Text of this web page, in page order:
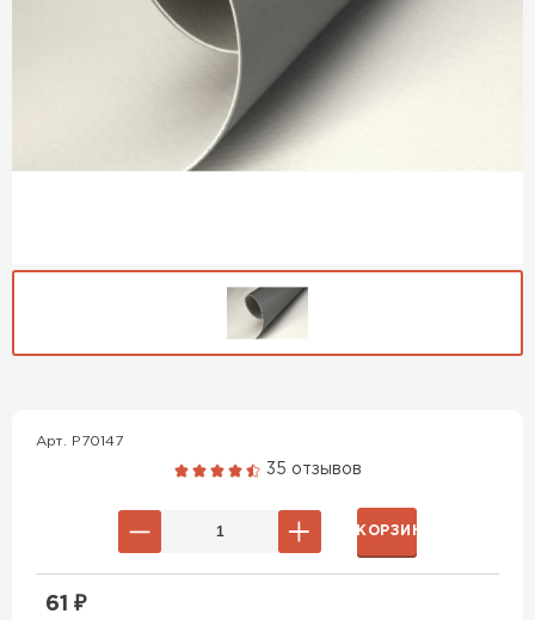
Арт. P70147
35 отзывов
61 ₽
В КОРЗИНУ
ПЕРЕЙТИ